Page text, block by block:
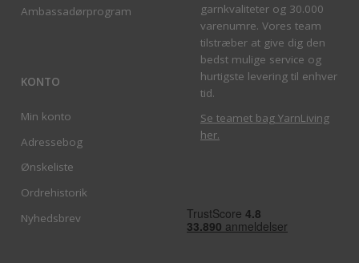
Ambassadørprogram
KONTO
Min konto
Adressebog
Ønskeliste
Ordrehistorik
Nyhedsbrev
garnkvaliteter og 30.000
varenumre. Vores team
tilstræber at give dig den
bedst mulige service og
hurtigste levering til enhver
tid.
Se teamet bag YarnLiving
her.